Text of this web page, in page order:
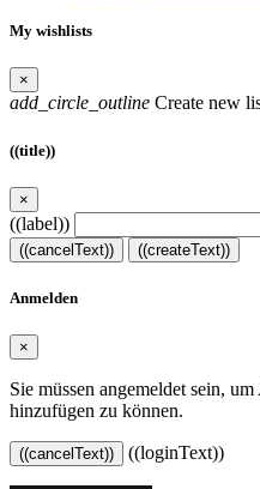
My wishlists
×
add_circle_outline Create new
((title))
×
((label))
((cancelText)) ((createText))
Anmelden
×
Sie müssen angemeldet sein,
hinzufügen zu können.
((cancelText)) ((loginText))